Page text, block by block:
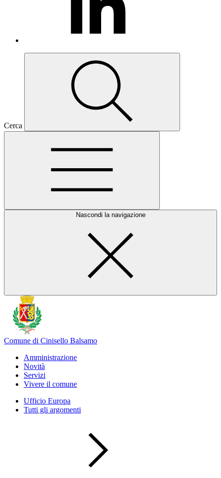
Cerca
Nascondi la navigazione
Comune di Cinisello Balsamo
Amministrazione
Novità
Servizi
Vivere il comune
Ufficio Europa
Tutti gli argomenti